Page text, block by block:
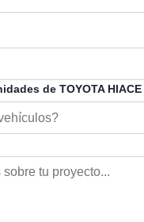
de TOYOTA HIACE